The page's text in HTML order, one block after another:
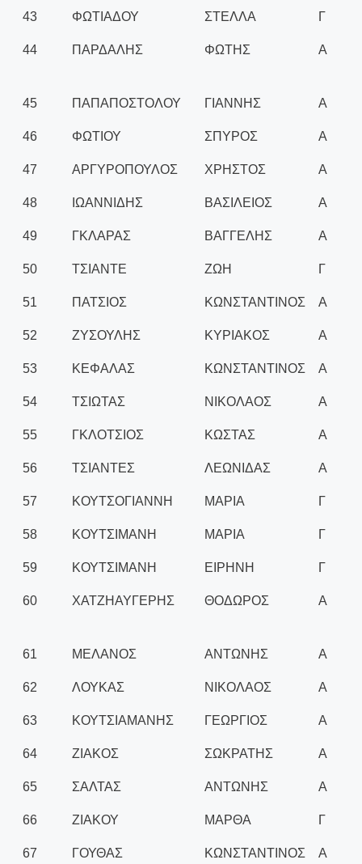
43 ΦΩΤΙΑΔΟΥ ΣΤΕΛΛΑ Γ
44 ΠΑΡΔΑΛΗΣ ΦΩΤΗΣ Α
45 ΠΑΠΑΠΟΣΤΟΛΟΥ ΓΙΑΝΝΗΣ Α
46 ΦΩΤΙΟΥ ΣΠΥΡΟΣ Α
47 ΑΡΓΥΡΟΠΟΥΛΟΣ ΧΡΗΣΤΟΣ Α
48 ΙΩΑΝΝΙΔΗΣ ΒΑΣΙΛΕΙΟΣ Α
49 ΓΚΛΑΡΑΣ ΒΑΓΓΕΛΗΣ Α
50 ΤΣΙΑΝΤΕ ΖΩΗ Γ
51 ΠΑΤΣΙΟΣ ΚΩΝΣΤΑΝΤΙΝΟΣ Α
52 ΖΥΣΟΥΛΗΣ ΚΥΡΙΑΚΟΣ Α
53 ΚΕΦΑΛΑΣ ΚΩΝΣΤΑΝΤΙΝΟΣ Α
54 ΤΣΙΩΤΑΣ ΝΙΚΟΛΑΟΣ Α
55 ΓΚΛΟΤΣΙΟΣ ΚΩΣΤΑΣ Α
56 ΤΣΙΑΝΤΕΣ ΛΕΩΝΙΔΑΣ Α
57 ΚΟΥΤΣΟΓΙΑΝΝΗ ΜΑΡΙΑ Γ
58 ΚΟΥΤΣΙΜΑΝΗ ΜΑΡΙΑ Γ
59 ΚΟΥΤΣΙΜΑΝΗ ΕΙΡΗΝΗ Γ
60 ΧΑΤΖΗΑΥΓΕΡΗΣ ΘΟΔΩΡΟΣ Α
61 ΜΕΛΑΝΟΣ ΑΝΤΩΝΗΣ Α
62 ΛΟΥΚΑΣ ΝΙΚΟΛΑΟΣ Α
63 ΚΟΥΤΣΙΑΜΑΝΗΣ ΓΕΩΡΓΙΟΣ Α
64 ΖΙΑΚΟΣ ΣΩΚΡΑΤΗΣ Α
65 ΣΑΛΤΑΣ ΑΝΤΩΝΗΣ Α
66 ΖΙΑΚΟΥ ΜΑΡΘΑ Γ
67 ΓΟΥΘΑΣ ΚΩΝΣΤΑΝΤΙΝΟΣ Α